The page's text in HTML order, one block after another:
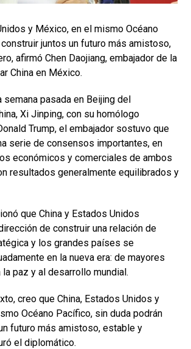
y México, en el mismo Océano
juntos un futuro más amistoso,
afirmó Chen Daojiang, embajador de la
China en México.
semana pasada en Beijing del
Xi Jinping, con su homólogo
Trump, el embajador sostuvo que
serie de consensos importantes, en
económicos y comerciales de ambos
resultados generalmente equilibrados y
que China y Estados Unidos
de construir una relación de
y los grandes países se
en la nueva era: de mayores
paz y al desarrollo mundial.
creo que China, Estados Unidos y
Océano Pacífico, sin duda podrán
futuro más amistoso, estable y
el diplomático.